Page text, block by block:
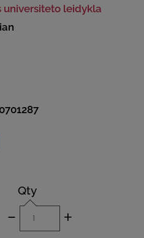
universiteto leidykla
Qty
- +